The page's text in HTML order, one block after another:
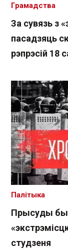
За сувязь з
пасадзяць
рэпрэсій 18
Грамадства
Прысуды
студзеня
Палітыка